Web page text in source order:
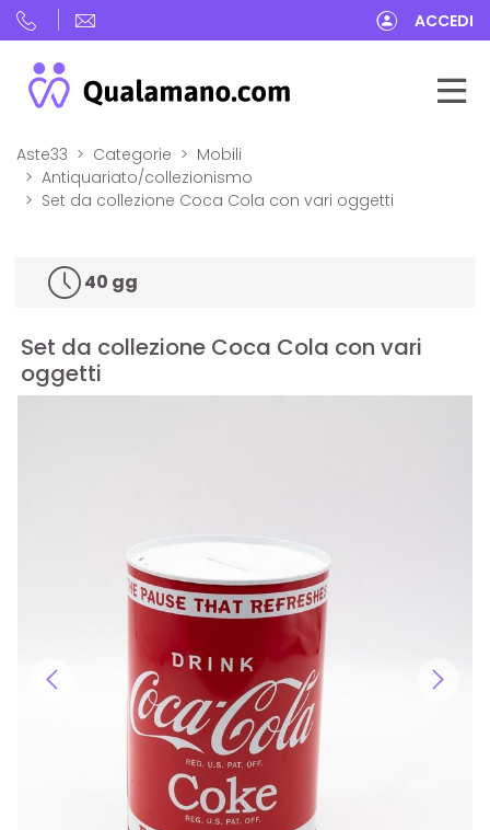
ACCEDI
Aste33 Categorie
Mobili
Antiquariato/collezionismo
Set da collezione Coca Cola con vari oggetti
40 gg
Set da collezione Coca Cola con vari
oggetti